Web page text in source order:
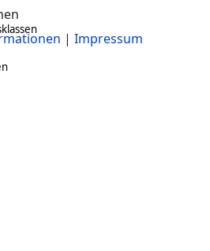
| Impressum